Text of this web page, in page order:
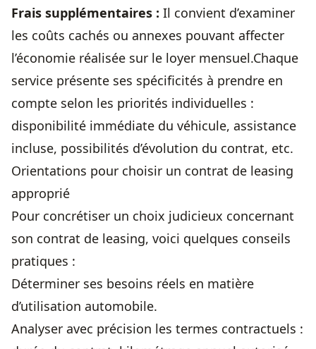
Frais supplémentaires : Il convient d’examiner
les coûts cachés ou annexes pouvant affecter
l’économie réalisée sur le loyer mensuel.Chaque
service présente ses spécificités à prendre en
compte selon les priorités individuelles :
disponibilité immédiate du véhicule, assistance
incluse, possibilités d’évolution du contrat, etc.
Orientations pour choisir un contrat de leasing
approprié
Pour concrétiser un choix judicieux concernant
son contrat de leasing, voici quelques conseils
pratiques :
Déterminer ses besoins réels en matière
d’utilisation automobile.
Analyser avec précision les termes contractuels :